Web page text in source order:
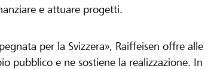
e attuare progetti.
per la Svizzera», Raiffeisen offre alle
pubblico e ne sostiene la realizzazione. In